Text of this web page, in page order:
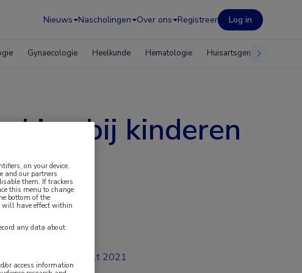
Nieuws Nascholingen Over ons Registreer Log in
Gynaecologie Heelkunde Hematologie Huisartsgeneeskunde
bij kinderen
okt 2021
on your device.
and our partners
them. If trackers
this menu to change
bottom of the
will have effect within
any data about
or access information